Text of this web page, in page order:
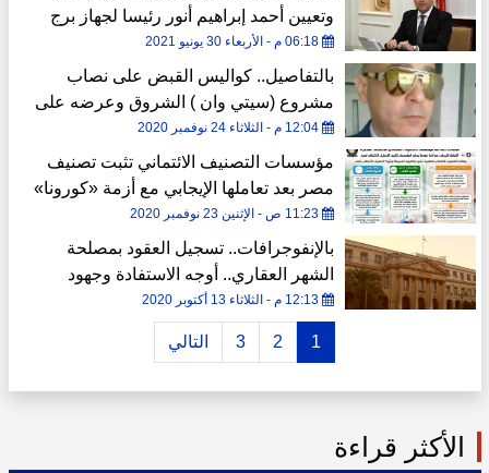
وتعيين أحمد إبراهيم أنور رئيسا لجهاز برج
العرب
06:18 م - الأربعاء 30 يونيو 2021
بالتفاصيل.. كواليس القبض على نصاب
مشروع (سيتي وان ) الشروق وعرضه على
النيابة
12:04 م - الثلاثاء 24 نوفمبر 2020
مؤسسات التصنيف الائتماني تثبت تصنيف
مصر بعد تعاملها الإيجابي مع أزمة «كورونا»
(انفوجراف)
11:23 ص - الإثنين 23 نوفمبر 2020
بالإنفوجرافات.. تسجيل العقود بمصلحة
الشهر العقاري.. أوجه الاستفادة وجهود
تبسيط الإجراءات وميكنة الخدمات
12:13 م - الثلاثاء 13 أكتوبر 2020
1
2
3 التالي
الأكثر قراءة